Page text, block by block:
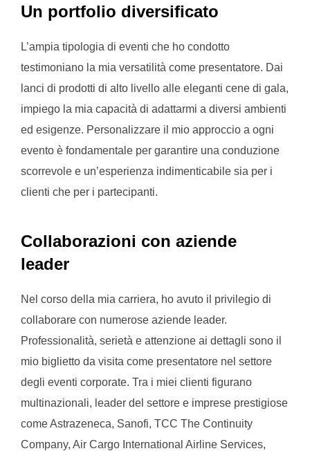
Un portfolio diversificato
L’ampia tipologia di eventi che ho condotto
testimoniano la mia versatilità come presentatore. Dai
lanci di prodotti di alto livello alle eleganti cene di gala,
impiego la mia capacità di adattarmi a diversi ambienti
ed esigenze. Personalizzare il mio approccio a ogni
evento è fondamentale per garantire una conduzione
scorrevole e un’esperienza indimenticabile sia per i
clienti che per i partecipanti.
Collaborazioni con aziende
leader
Nel corso della mia carriera, ho avuto il privilegio di
collaborare con numerose aziende leader.
Professionalità, serietà e attenzione ai dettagli sono il
mio biglietto da visita come presentatore nel settore
degli eventi corporate. Tra i miei clienti figurano
multinazionali, leader del settore e imprese prestigiose
come Astrazeneca, Sanofi, TCC The Continuity
Company, Air Cargo International Airline Services,